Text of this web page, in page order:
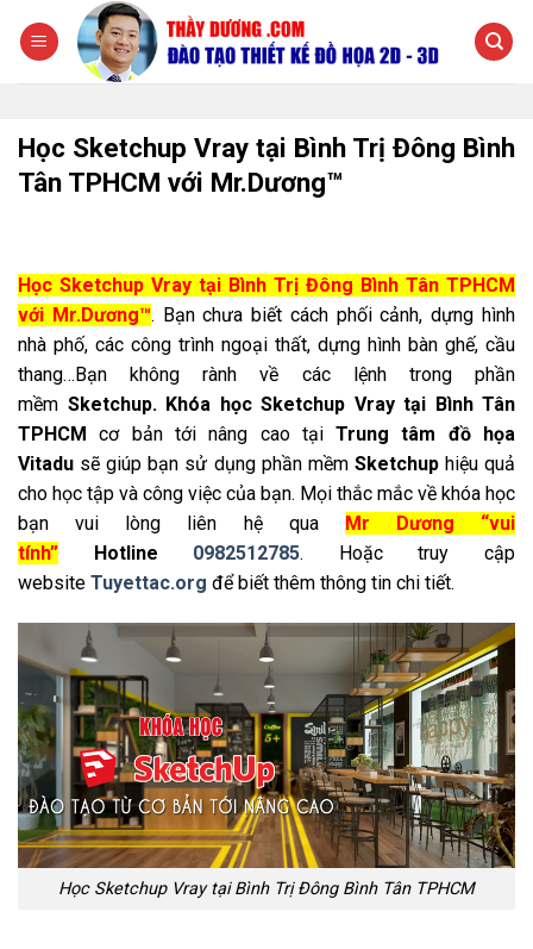
đến
Học Sketchup Vray tại Bình Trị Đông Bình
Tân TPHCM với Mr.Dương™
Học Sketchup Vray tại Bình Trị Đông Bình Tân TPHCM
với Mr.Dương™. Bạn chưa biết cách phối cảnh, dựng hình
nhà phố, các công trình ngoại thất, dựng hình bàn ghế, cầu
thang…Bạn không rành về các lệnh trong phần
mềm Sketchup. Khóa học Sketchup Vray tại Bình Tân
TPHCM
cơ bản tới nâng cao tạiTrung tâm đồ họa
Vitadu sẽ giúp bạn sử dụng phần mềm Sketchuphiệu quả
cho học tập và công việc của bạn. Mọi thắc mắc về khóa học
bạn vui lòng liên hệ qua
Mr Dương “vui
tính”
Hotline 0982512785. Hoặc truy cập
website Tuyettac.org để biết thêm thông tin chi tiết.
Học Sketchup Vray tại Bình Trị Đông Bình Tân TPHCM